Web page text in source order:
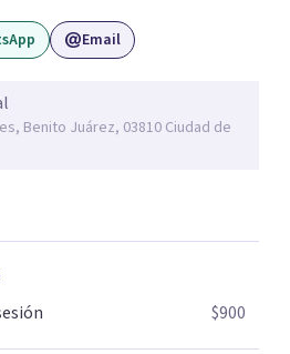
todo es
momentos en los que has
que no te favorecen y te
es el primer
Email
Benito Juárez, 03810 Ciudad de
$900